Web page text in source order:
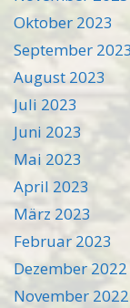
Oktober 2023
September 2023
August 2023
Juli 2023
Juni 2023
Mai 2023
April 2023
März 2023
Februar 2023
Dezember 2022
November 2022